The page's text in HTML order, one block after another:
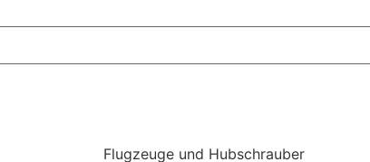
Flugzeuge und Hubschrauber